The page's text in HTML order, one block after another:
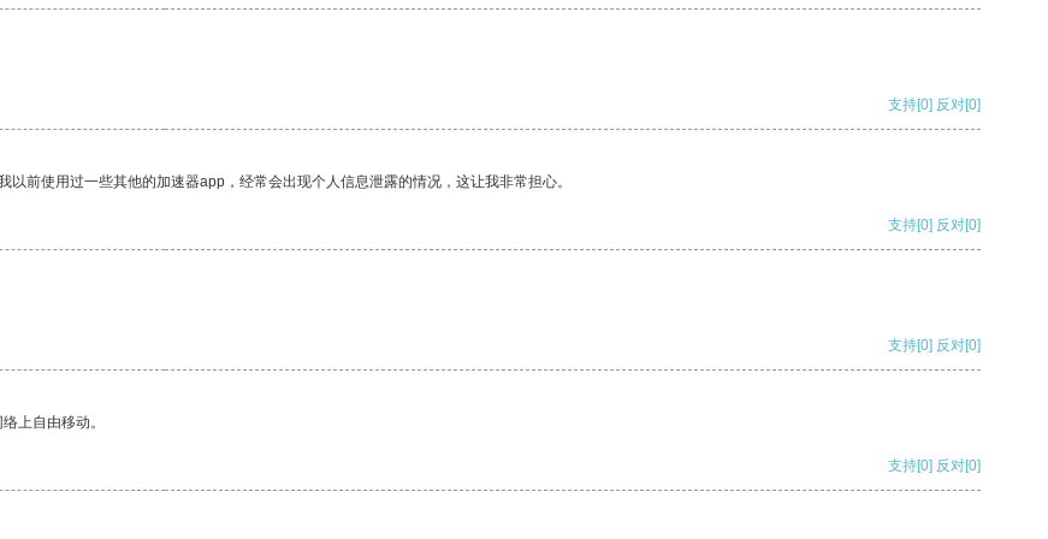
支持[0] 反对[0]
前使用过一些其他的加速器app，经常会出现个人信息泄露的情况，这让我非常担心。
支持[0] 反对[0]
支持[0] 反对[0]
上自由移动。
支持[0] 反对[0]